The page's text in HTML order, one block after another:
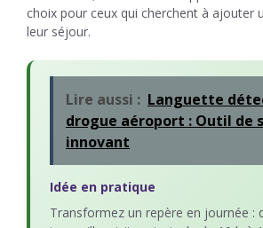
choix pour ceux qui cherchent à ajouter
leur séjour.
Lire aussi : Languette
drogue aéroport : Outil de
innovant
Idée en pratique
Transformez un repère en journée :